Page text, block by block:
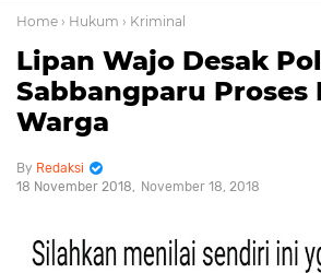
Home › Hukum › Kriminal
Lipan Wajo Desak
Sabbangparu Proses
Warga
Redaksi
18 November 2018
November 18, 2018